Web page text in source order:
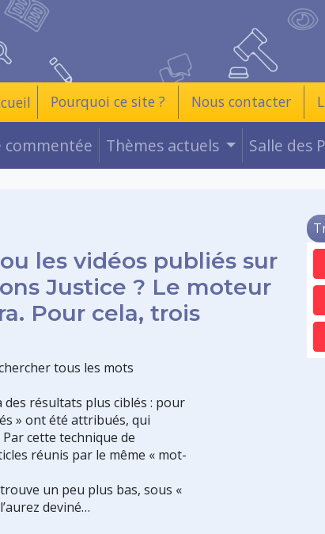
Pourquoi ce site ? Nous contacter
commentée Thèmes actuels Salle des
les vidéos publiés sur
Justice ? Le moteur
Pour cela, trois
tous les mots
des résultats plus ciblés : pour
» ont été attribués, qui
cette technique de
réunis par le même « mot-
un peu plus bas, sous «
deviné…